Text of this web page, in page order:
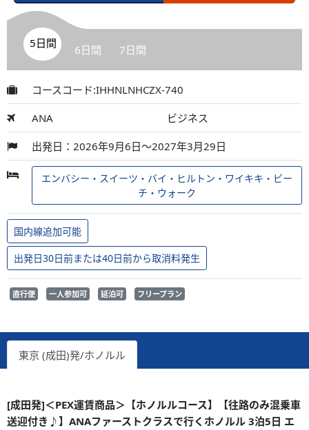
5日間 6日間 7日間
コースコード:IHHNLNHCZX-740
ANA ビジネス
出発日：2026年9月6日～2027年3月29日
エンバシー・スイーツ・バイ・ヒルトン・ワイキキ・ビー
チ・ウォーク
国内線追加可能
出発日30日前または40日前から取消料発生
直行便 一人参加可 延泊可 フリープラン
東京 (成田)発/ホノルル
[成田発]＜PEX運賃商品＞【ホノルルコース】【往路のみ混乗車
送迎付き♪】ANAファーストクラスで行くホノルル 3泊5日 エ